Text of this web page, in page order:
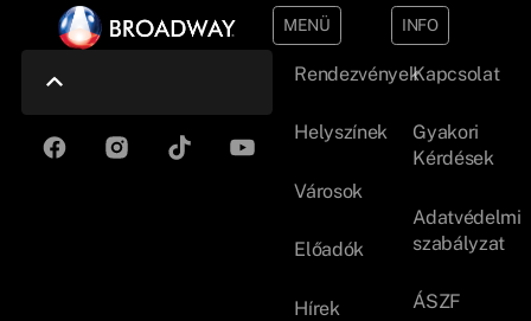
MENÜ
Rendezvények
Helyszínek
Városok
Előadók
Hírek
INFO
Kapcsolat
Gyakori
Kérdések
Adatvédelmi
szabályzat
ÁSZF